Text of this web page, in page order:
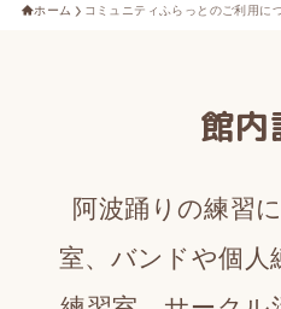
ホーム コミュニティふらっとのご利用に
館内
阿波踊りの練習
室、 バンドや個人